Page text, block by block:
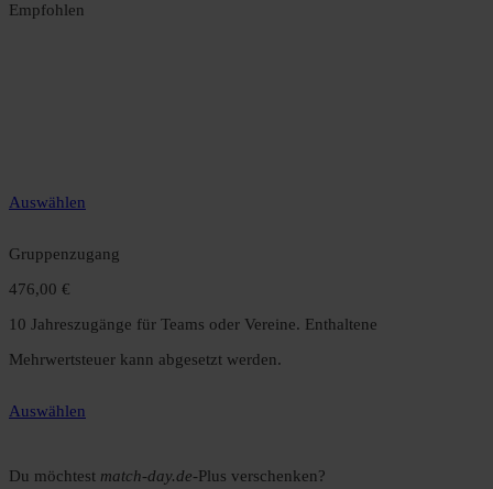
Empfohlen
Auswählen
Gruppenzugang
476,00 €
10 Jahreszugänge für Teams oder Vereine. Enthaltene
Mehrwertsteuer kann abgesetzt werden.
Auswählen
Du möchtest match-day.de-Plus verschenken?